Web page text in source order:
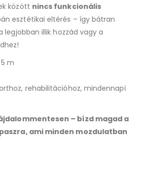
között nincs funkcionális
esztétikai eltérés – így bátran
legjobban illik hozzád vagy a
m
rehabilitációhoz, mindennapi
– bízd magad a
ami minden mozdulatban